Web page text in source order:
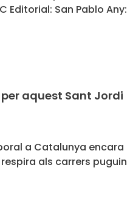
Editorial: San Pablo Any:
per aquest Sant Jordi
a Catalunya encara
als carrers puguin